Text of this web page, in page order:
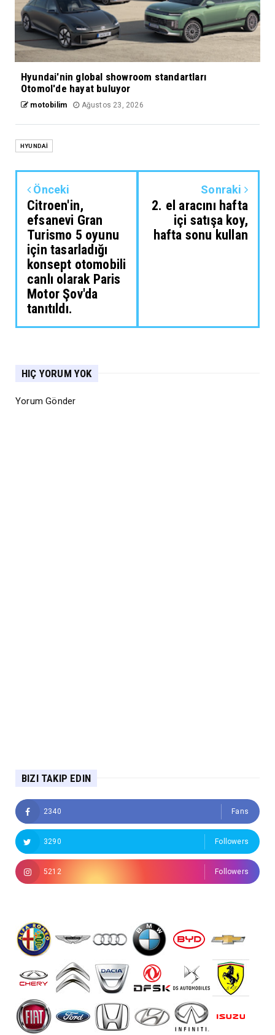
Hyundai'nin global showroom standartları
Otomol'de hayat buluyor
motobilim Ağustos 23, 2026
HYUNDAİ
Önceki
Citroen'in,
efsanevi Gran
Turismo 5 oyunu
için tasarladığı
konsept otomobili
canlı olarak Paris
Motor Şov'da
tanıtıldı.
Sonraki
2. el aracını hafta
içi satışa koy,
hafta sonu kullan
HIÇ YORUM YOK
Yorum Gönder
BIZI TAKIP EDIN
2340 Fans
3290 Followers
5212 Followers